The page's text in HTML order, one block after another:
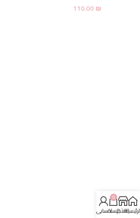
110.00₪
المتجر
0
السلةحسابي